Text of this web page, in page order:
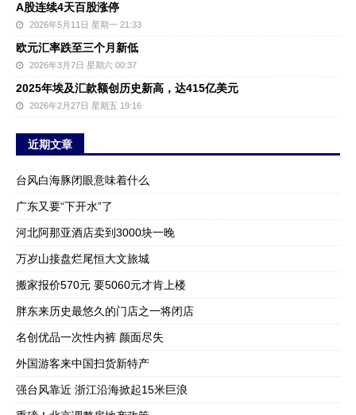
A股连续4天百股涨停
2026年5月11日 星期一 21:33
欧元汇率跌至三个月新低
2026年3月7日 星期六 00:37
2025年埃及汇款额创历史新高，达415亿美元
2026年2月27日 星期五 19:16
近期文章
台风白海豚闭眼意味着什么
广东又要“下开水”了
河北阿那亚酒店卖到3000块一晚
万岁山接盘烂尾恒大文旅城
搬家报价570元 要5060元才肯上楼
胖东来历史最悠久的门店之一将闭店
名创优品一次性内裤 颜面尽失
外国游客来中国扫货新特产
强台风靠近 浙江沿海掀起15米巨浪